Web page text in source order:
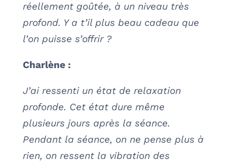
réellement goûtée, à un niveau très
profond. Y a t’il plus beau cadeau que
l’on puisse s’offrir ?
Charlène :
J’ai ressenti un état de relaxation
profonde. Cet état dure même
plusieurs jours après la séance.
Pendant la séance, on ne pense plus à
rien, on ressent la vibration des